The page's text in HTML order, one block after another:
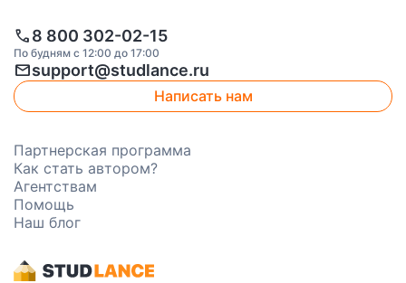
call8 800 302-02-15
По будням с 12:00 до 17:00
mailsupport@studlance.ru
Написать нам
Партнерская программа
Как стать автором?
Агентствам
Помощь
Наш блог